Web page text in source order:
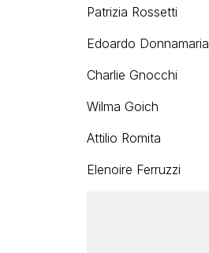
Patrizia Rossetti
Edoardo Donnamaria
Charlie Gnocchi
Wilma Goich
Attilio Romita
Elenoire Ferruzzi